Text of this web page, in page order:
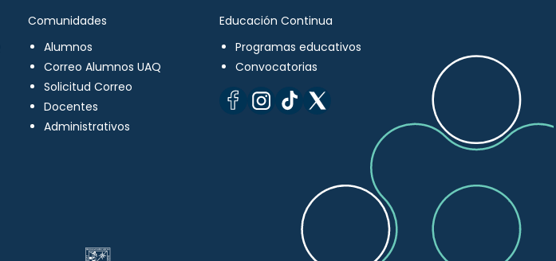
Comunidades
Alumnos
Correo Alumnos UAQ
Solicitud Correo
Docentes
Administrativos
Educación Continua
Programas educativos
Convocatorias